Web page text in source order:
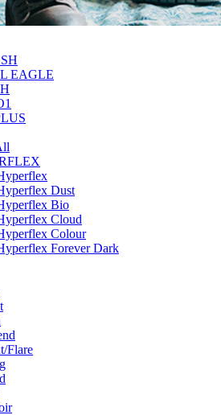
EAGLE
Dust
Bio
Cloud
Colour
Forever Dark
Flare